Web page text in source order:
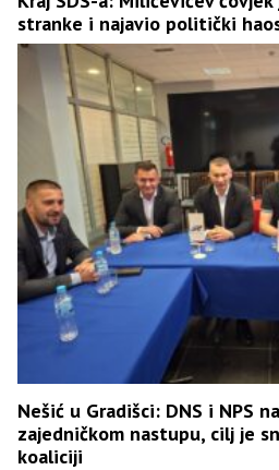
stranke i najavio politički
Nešić u Gradišci: DNS i NPS
zajedničkom nastupu, cilj je
koaliciji